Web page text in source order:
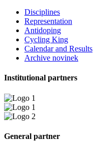
Disciplines
Representation
Antidoping
Cycling King
Calendar and Results
Archive novinek
Institutional partners
General partner